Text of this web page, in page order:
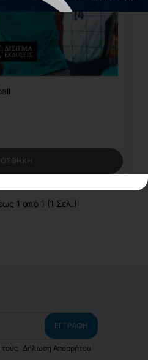
1 από 1 (1 Σελ.)
ΕΓΓΡΑΦΉ
τους Δήλωση Απορρήτου